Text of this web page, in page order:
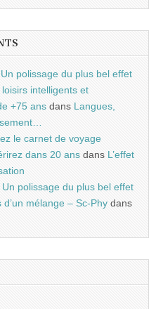
Un polissage du plus bel effet
intelligents et
+75 ans dans Langues,
le carnet de voyage
dans 20 ans dans L’effet
Un polissage du plus bel effet
mélange – Sc-Phy dans